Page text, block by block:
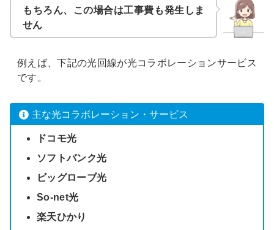
もちろん、この場合は工事費も発生しま
せん
例えば、下記の光回線が光コラボレーションサービス
です。
主な光コラボレーション・サービス
ドコモ光
ソフトバンク光
ビッグローブ光
So-net光
楽天ひかり